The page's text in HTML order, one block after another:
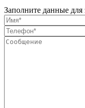
Заполните данные для